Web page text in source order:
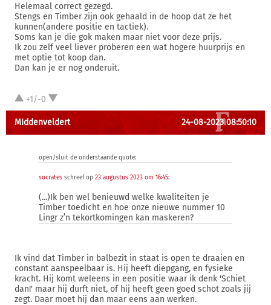
Helemaal correct gezegd.
Stengs en Timber zijn ook gehaald in de hoop dat ze het
kunnen(andere positie en tactiek).
Soms kan je die gok maken maar niet voor deze prijs.
Ik zou zelf veel liever proberen een wat hogere huurprijs en
met optie tot koop dan.
Dan kan je er nog onderuit.
+1/-0
MIddenveldert 24-08-2023 08:50:10
open/sluit de onderstaande quote:
socrates schreef op 23 augustus 2023 om 16:45:
(...)Ik ben wel benieuwd welke kwaliteiten je
Timber toedicht en hoe onze nieuwe nummer 10
Lingr z’n tekortkomingen kan maskeren?
Ik vind dat Timber in balbezit in staat is open te draaien en
constant aanspeelbaar is. Hij heeft diepgang, en fysieke
kracht. Hij komt weleens in een positie waar ik denk 'Schiet
dan!' maar hij durft niet, of hij heeft geen goed schot zoals jij
zegt. Daar moet hij dan maar eens aan werken.